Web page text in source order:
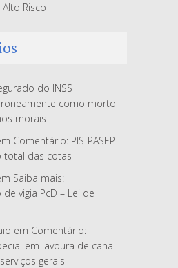
Risco
do INSS
como morto
morais
Comentário: PIS-PASEP
total das cotas
Saiba mais:
de vigia PcD – Lei de
em Comentário:
em lavoura de cana-
gerais